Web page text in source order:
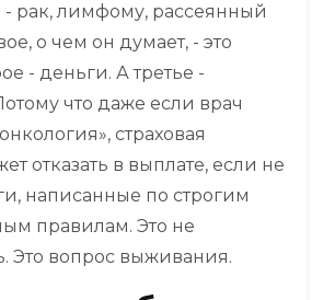
рак, лимфому, рассеянный
о чем он думает, - это
- деньги. А третье -
что даже если врач
страховая
отказать в выплате, если не
написанные по строгим
правилам. Это не
Это вопрос выживания.